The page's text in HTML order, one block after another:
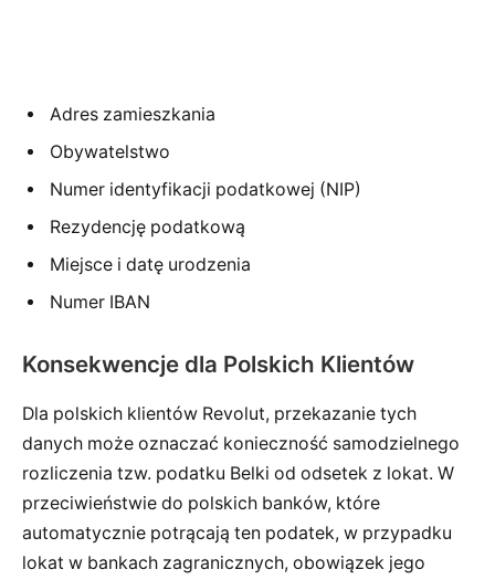
Adres zamieszkania
Obywatelstwo
Numer identyfikacji podatkowej (NIP)
Rezydencję podatkową
Miejsce i datę urodzenia
Numer IBAN
Konsekwencje dla Polskich Klientów
Dla polskich klientów Revolut, przekazanie tych
danych może oznaczać konieczność samodzielnego
rozliczenia tzw. podatku Belki od odsetek z lokat. W
przeciwieństwie do polskich banków, które
automatycznie potrącają ten podatek, w przypadku
lokat w bankach zagranicznych, obowiązek jego